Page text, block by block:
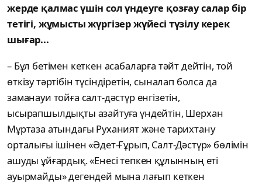
жерде қалмас үшін сол үндеуге қозғау салар бір
тетігі, жұмысты жүргізер жүйесі түзілу керек
шығар...
– Бұл бетімен кеткен асабаларға тәйт дейтін, той
өткізу тәртібін түсіндіретін, сыналап болса да
заманауи тойға салт-дәстүр енгізетін,
ысырапшылдықты азайтуға үндейтін, Шерхан
Мұртаза атындағы Руханият және тарихтану
орталығы ішінен «Әдет-Ғұрып, Салт-Дәстүр» бөлімін
ашуды ұйғардық. «Енесі тепкен құлынның еті
ауырмайды» дегендей мына лағып кеткен